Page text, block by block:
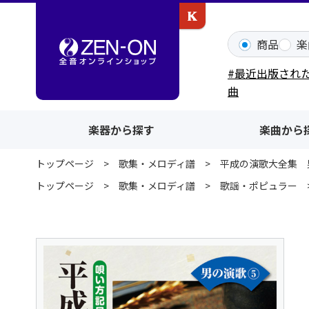
商品
#最近出版され
曲
楽器から探す 楽曲から
トップページ 歌集・メロディ譜
平成の演歌大全
トップページ
歌集・メロディ譜 歌謡・ポピュラー